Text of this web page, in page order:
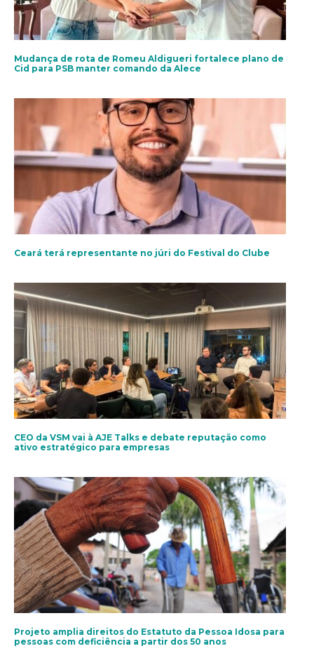
Mudança de rota de Romeu Aldigueri fortalece plano de
Cid para PSB manter comando da Alece
Ceará terá representante no júri do Festival do Clube
CEO da VSM vai à AJE Talks e debate reputação como
ativo estratégico para empresas
Projeto amplia direitos do Estatuto da Pessoa Idosa para
pessoas com deficiência a partir dos 50 anos